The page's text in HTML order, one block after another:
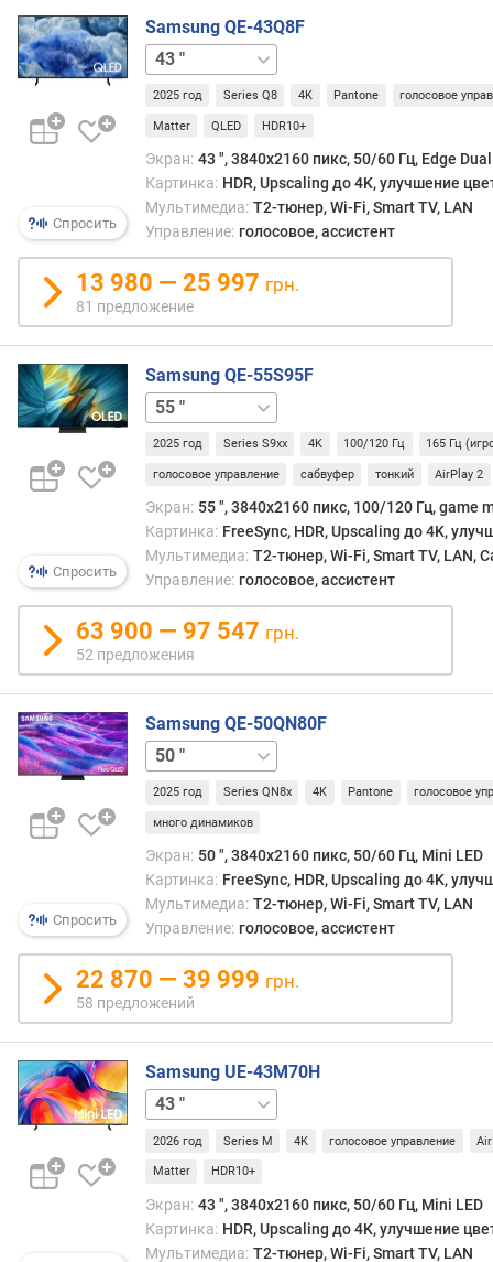
п
о
д
а
е
д
а
в
л
е
п
о
о
л
е
с
т
в
у
п
е
д
л
ж
е
й
р
а
з
е
р
д
а
г
Спросить
Samsung QE-43Q8F
50 "55 " 85 "
2025 год Series Q8 4K Pantone голосовое
Matter QLED HDR10+
Экран: 43 ", 3840x2160 пикс, 50/60 Гц, Edge Dual
Картинка: HDR, Upscaling до 4K, улучшение
Мультимедиа: T2-тюнер, Wi-Fi, Smart TV, LAN
Управление: голосовое, ассистент
13 980 — 25 997 грн.
81 предложение
Спросить
Samsung QE-55S95F
65 "77 "
2025 год Series S9xx 4K 100/120 Гц 165 Гц
голосовое управление сабвуфер тонкий AirPlay 2
Экран: 55 ", 3840x2160 пикс, 100/120 Гц, game
Картинка: FreeSync, HDR, Upscaling до 4K,
Мультимедиа: T2-тюнер, Wi-Fi, Smart TV, LAN,
Управление: голосовое, ассистент
63 900 — 97 547 грн.
52 предложения
Спросить
Samsung QE-50QN80F
55 "65 " 100 "
2025 год Series QN8x 4K Pantone голосовое
много динамиков
Экран: 50 ", 3840x2160 пикс, 50/60 Гц, Mini LED
Картинка: FreeSync, HDR, Upscaling до 4K,
Мультимедиа: T2-тюнер, Wi-Fi, Smart TV, LAN
Управление: голосовое, ассистент
22 870 — 39 999 грн.
58 предложений
Samsung UE-43M70H
50 "55 " 85 "
2026 год Series M 4K голосовое управление
Matter HDR10+
Экран: 43 ", 3840x2160 пикс, 50/60 Гц, Mini LED
Картинка: HDR, Upscaling до 4K, улучшение
Мультимедиа: T2-тюнер, Wi-Fi, Smart TV, LAN